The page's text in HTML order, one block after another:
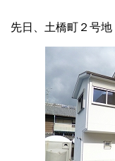
先日、土橋町２号地